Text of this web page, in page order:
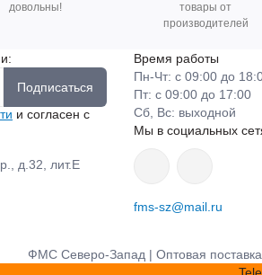
довольны!
товары от
производителей
Подписаться
и согласен с
д.32, лит.Е
Время работы
Пн-Чт: с 09:00 до
Пт: с 09:00 до 17:00
Сб, Вс: выходной
Мы в социальных
fms-sz@mail.ru
ФМС Северо-Запад | Оптовая